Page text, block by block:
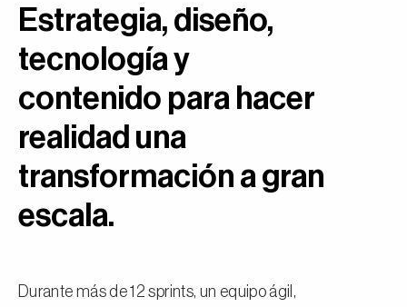
Estrategia, diseño,
tecnología y
contenido para hacer
realidad una
transformación a gran
escala.
Durante más de 12 sprints, un equipo ágil,